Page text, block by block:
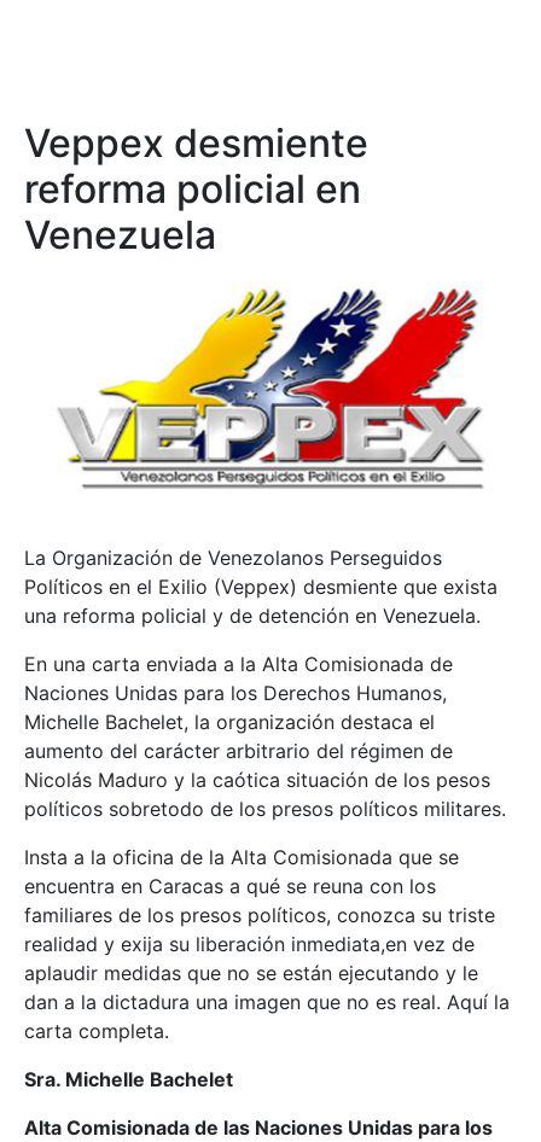
Veppex desmiente
reforma policial en
Venezuela
La Organización de Venezolanos Perseguidos
Políticos en el Exilio (Veppex) desmiente que exista
una reforma policial y de detención en Venezuela.
En una carta enviada a la Alta Comisionada de
Naciones Unidas para los Derechos Humanos,
Michelle Bachelet, la organización destaca el
aumento del carácter arbitrario del régimen de
Nicolás Maduro y la caótica situación de los pesos
políticos sobretodo de los presos políticos militares.
Insta a la oficina de la Alta Comisionada que se
encuentra en Caracas a qué se reuna con los
familiares de los presos políticos, conozca su triste
realidad y exija su liberación inmediata,en vez de
aplaudir medidas que no se están ejecutando y le
dan a la dictadura una imagen que no es real. Aquí la
carta completa.
Sra. Michelle Bachelet
Alta Comisionada de las Naciones Unidas para los